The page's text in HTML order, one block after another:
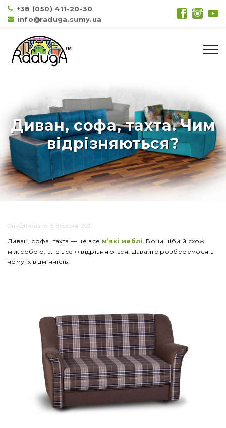
+38 (050) 411-20-30
info@raduga.sumy.ua
Диван, софа, тахта. Чим
відрізняються?
Опубліковано: 6 Вересня, 2021
Диван, софа, тахта — це все м’які меблі. Вони ніби й схожі
між собою, але все ж відрізняються. Давайте розберемося в
чому їх відмінність.